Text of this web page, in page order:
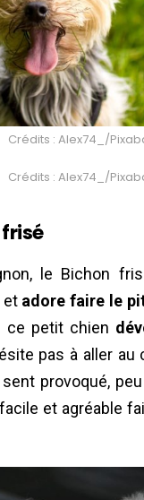
Crédits : Alex74_/
Crédits : Alex74_/
frisé
le Bichon
et adore faire le
ce petit chien
pas à aller
provoqué,
et agréable